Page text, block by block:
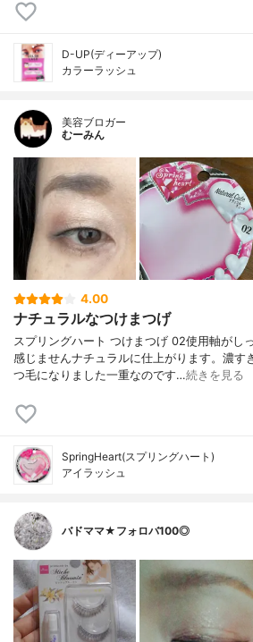
D-UP(ディーアップ)
カラーラッシュ
美容ブロガー
むーみん
4.00
ナチュラルなつけまつげ
スプリングハート つけまつげ 02使用軸がし
感じませんナチュラルに仕上がります。濃す
つ毛になりました一重なのです…続きを見る
SpringHeart(スプリングハート)
アイラッシュ
バドママ★フォロバ100◎